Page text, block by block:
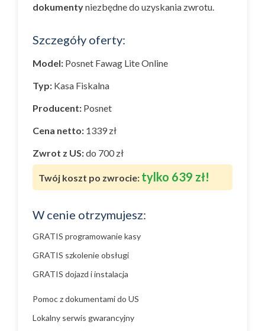
dokumentyniezbędne do uzyskania zwrotu.
Szczegóły oferty:
Model: Posnet Fawag Lite Online
Typ: Kasa Fiskalna
Producent: Posnet
Cena netto: 1339 zł
Zwrot z US:do 700 zł
Twój koszt po zwrocie: tylko 639 zł!
W cenie otrzymujesz:
GRATIS programowanie kasy
GRATIS szkolenie obsługi
GRATIS dojazd i instalacja
Pomoc z dokumentami do US
Lokalny serwis gwarancyjny